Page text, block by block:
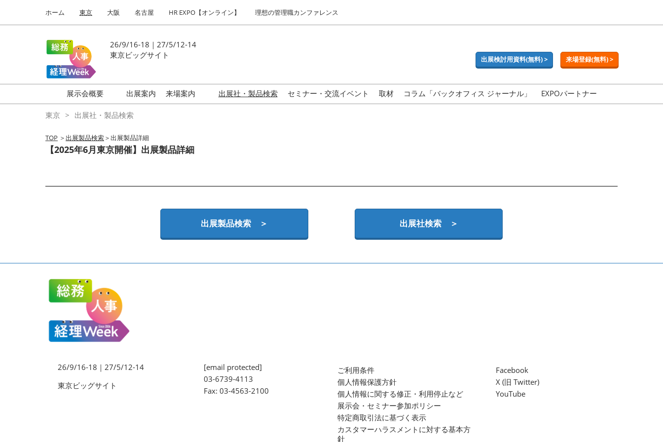
キ
プ
し
て
進
to
ホーム 東京 大阪 名古屋 HR EXPO【オンライン】 理想の管理職カンファレンス
26/9/16-18｜27/5/12-14
東京ビッグサイト
出展検討用資料(無料) > 来場登録(無料) >
展示会概要
働き方改革 EXPO
福利厚生 EXPO
ワークプレイス改革EXPO
【9月より】バックオフィス
AIエージェント EXPO
【9月】展示会概要
出展案内
来場案内
出展社・製品検索 セミナー・交流イベント 取材 コラム「バックオフィス ジャーナル」 EXPOパートナー
東京 出展社・製品検索
TOP ＞出展製品検索＞出展製品詳細
【2025年6月東京開催】出展製品詳細
出展製品検索 ＞ 出展社検索 ＞
26/9/16-18｜27/5/12-14
東京ビッグサイト
[email protected]
03-6739-4113
Fax: 03-4563-2100
ご利用条件
個人情報保護方針
個人情報に関する修正・利用停止など
展示会・セミナー参加ポリシー
特定商取引法に基づく表示
カスタマーハラスメントに対する基本方
針
Facebook
X (旧 Twitter)
YouTube